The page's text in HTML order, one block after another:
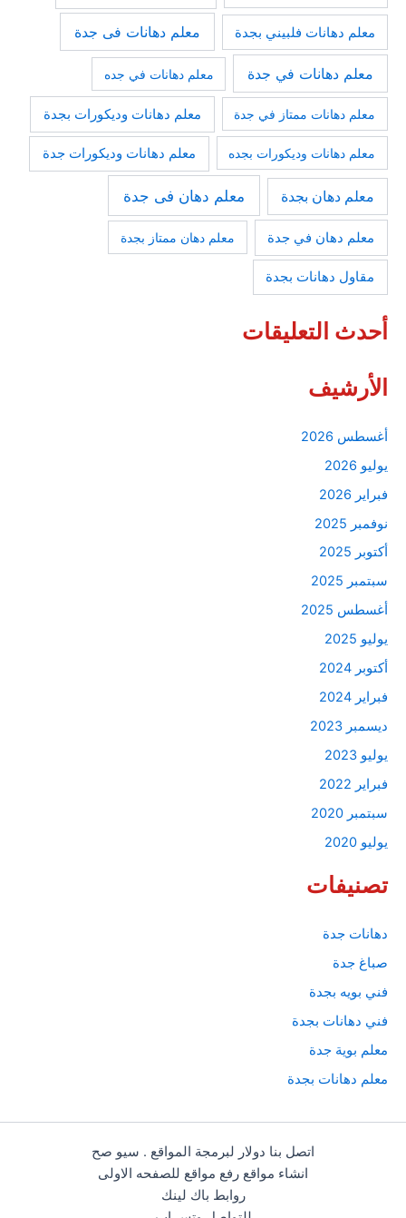
معلم دهانات فلبيني بجدة معلم دهانات فى جدة
معلم دهانات في جدة معلم دهانات في جده
معلم دهانات ممتاز في جدة معلم دهانات وديكورات بجدة
معلم دهانات وديكورات بجده معلم دهانات وديكورات جدة
معلم دهان بجدة معلم دهان فى جدة
معلم دهان في جدة معلم دهان ممتاز بجدة
مقاول دهانات بجدة
أحدث التعليقات
الأرشيف
أغسطس 2026
يوليو 2026
فبراير 2026
نوفمبر 2025
أكتوبر 2025
سبتمبر 2025
أغسطس 2025
يوليو 2025
أكتوبر 2024
فبراير 2024
ديسمبر 2023
يوليو 2023
فبراير 2022
سبتمبر 2020
يوليو 2020
تصنيفات
دهانات جدة
صباغ جدة
فني بويه بجدة
فني دهانات بجدة
معلم بوية جدة
معلم دهانات بجدة
اتصل بنا دولار لبرمجة المواقع . سيو صح
انشاء مواقع رفع مواقع للصفحه الاولى
روابط باك لينك